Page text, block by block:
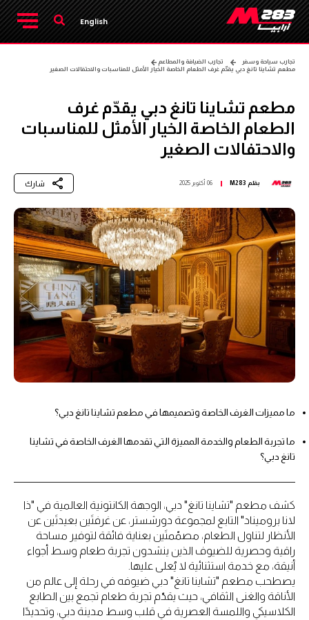
English
تجارب سياحة وسفر
تجارب الضيافة والمطاعم
مطعم تشاينا تانغ دبي يقدّم غرف الطعام الخاصة الخيار الأمثل للمناسبات والاحتفالات الصغير
مطعم تشاينا تانغ دبي يقدّم غرف
الطعام الخاصة الخيار الأمثل للمناسبات
والاحتفالات الصغير
بقلم M283 06 أكتوبر 2025 شارك
ما مميزات الغرف الخاصة وتصميمها في مطعم تشاينا تانغ دبي؟
ما تجربة الطعام والخدمة المميزة التي تقدمها الغرف الخاصة في تشاينا
تانغ دبي؟
كشف مطعم "تشاينا تانغ" دبي، الوجهة الكانتونية العالمية في "ذا
لانا بروميناد" التابع لمجموعة دورشستر، عن غرفتَين بعيدتَين عن
الأنظار لتناول الطعام، مصمّمتَين بعناية فائقة لتوفير مساحة
راقية وحصرية للضيوف الذين ينشدون تجربة طعام وسط أجواء
أنيقة، مع خدمة استثنائية لا يُعلى عليها.
يصطحب مطعم "تشاينا تانغ" دبي ضيوفه في رحلة إلى عالم من
الأناقة والغنى الثقافي، حيث يقدّم تجربة طعام تجمع بين الطابع
الكلاسيكي واللمسة العصرية في قلب وسط مدينة دبي، وتحديدًا